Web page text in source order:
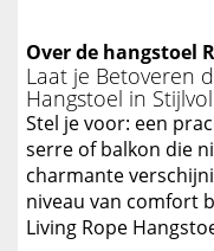
Over de hangstoel
Laat je Betoveren
Hangstoel in
Stel je voor: een
serre of balkon die
charmante
niveau van comfort
Living Rope